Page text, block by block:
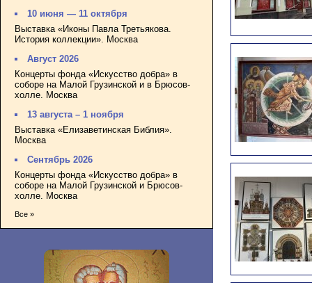
10 июня — 11 октября
Выставка «Иконы Павла Третьякова.
История коллекции». Москва
Август 2026
Концерты фонда «Искусство добра» в
соборе на Малой Грузинской и в Брюсов-
холле. Москва
13 августа – 1 ноября
Выставка «Елизаветинская Библия».
Москва
Сентябрь 2026
Концерты фонда «Искусство добра» в
соборе на Малой Грузинской и Брюсов-
холле. Москва
Все »